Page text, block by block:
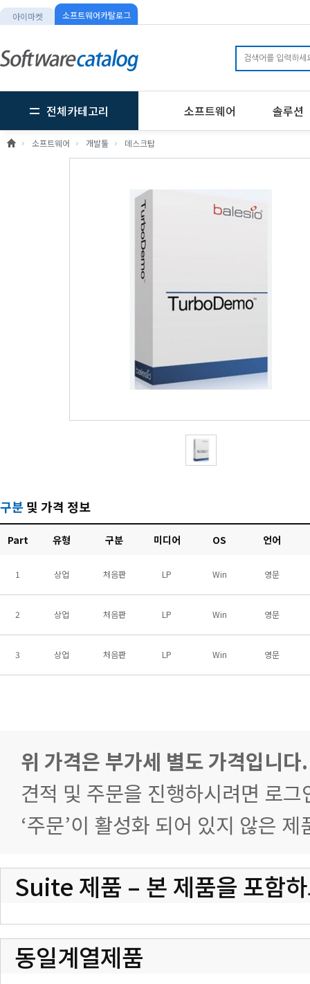
아이마켓 소프트웨어카탈로그
전체카테고리 소프트웨어 솔루션
소프트웨어 개발툴 데스크탑
구분및 가격 정보
Part 유형 구분 미디어 OS 언어
1 상업 처음판 LP Win 영문
2 상업 처음판 LP Win 영문
3 상업 처음판 LP Win 영문
위 가격은 부가세 별도 가격입니
견적 및 주문을 진행하시려면 로
‘주문’이 활성화 되어 있지 않은
Suite 제품 – 본 제품을 포함
동일계열제품